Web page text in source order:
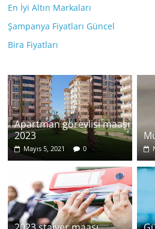
En İyi Altın Markaları
Şampanya Fiyatları Güncel
Bira Fiyatları
Apartman görevlisi maaşı
2023
Mayıs 5, 2021 0